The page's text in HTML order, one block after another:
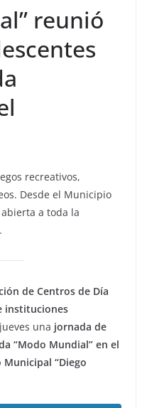
reunió
recreativos,
Desde el Municipio
a toda la
de Centros de Día
instituciones
una jornada de
“Modo Mundial” en el
“Diego